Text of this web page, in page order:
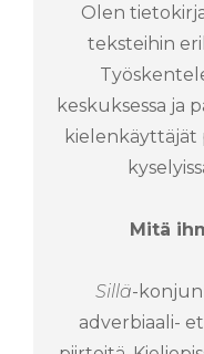
Olen
teksteihin
keskuksessa ja
kielenkäyttäjät
Mitä
Sillä-
adverbiaali-